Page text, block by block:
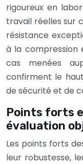
rigoureux en
travail réelles sur
résistance
à la compression
cas menées
confirment le
de sécurité et de
Points forts
évaluation
Les points forts
leur robustesse,